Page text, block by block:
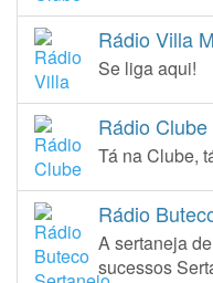
Rádio Villa
Se liga aqui!
Rádio
Tá na Clube,
Rádio
A sertaneja
sucessos